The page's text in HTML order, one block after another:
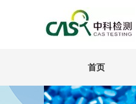
首页